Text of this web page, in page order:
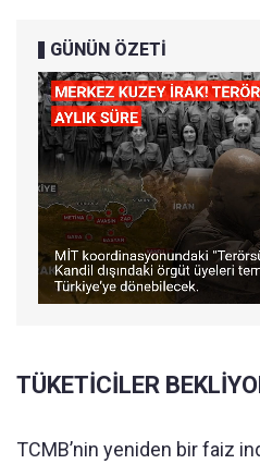
GÜNÜN ÖZETİ
TÜKETİCİLER
TCMB’nin yeniden bir faiz